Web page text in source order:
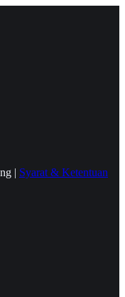
| Syarat & Ketentuan